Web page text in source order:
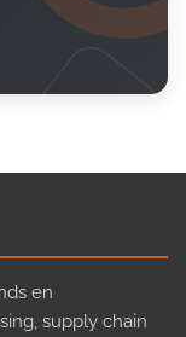
en
supply chain